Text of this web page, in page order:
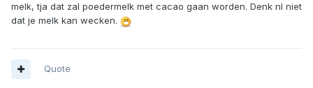
melk, tja dat zal poedermelk met cacao gaan worden. Denk nl niet
dat je melk kan wecken.
Quote